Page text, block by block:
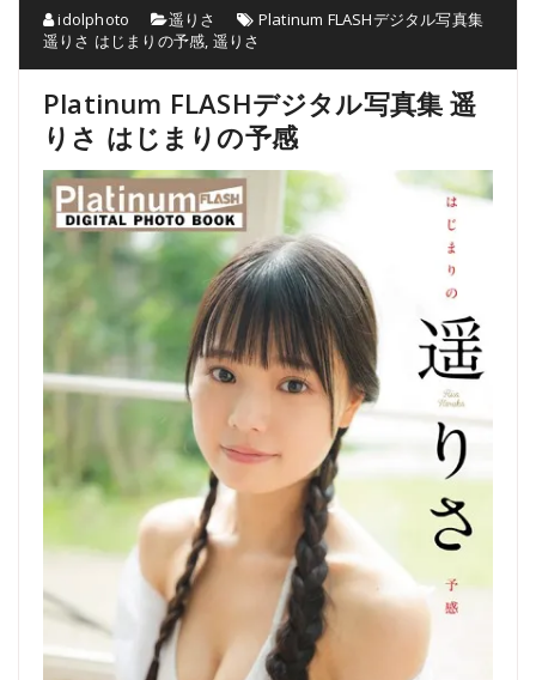
idolphoto 遥りさ
Platinum FLASHデジタル写真集
遥りさ はじまりの予感, 遥りさ
Platinum FLASHデジタル写真集 遥
りさ はじまりの予感